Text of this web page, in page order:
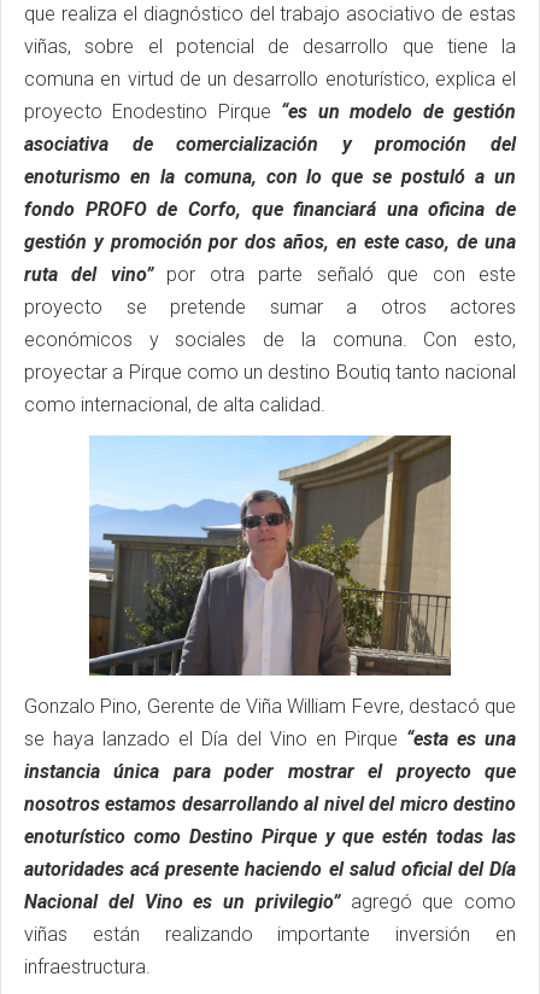
que realiza el diagnóstico del trabajo asociativo de estas
viñas, sobre el potencial de desarrollo que tiene la
comuna en virtud de un desarrollo enoturístico, explica el
proyecto Enodestino Pirque “es un modelo de gestión
asociativa de comercialización y promoción del
enoturismo en la comuna, con lo que se postuló a un
fondo PROFO de Corfo, que financiará una oficina de
gestión y promoción por dos años, en este caso, de una
ruta del vino”
por otra parte señaló que con este
proyecto se pretende sumar a otros actores
económicos y sociales de la comuna. Con esto,
proyectar a Pirque como un destino Boutiq tanto nacional
como internacional, de alta calidad.
Gonzalo Pino, Gerente de Viña William Fevre, destacó que
se haya lanzado el Día del Vino en Pirque “esta es una
instancia única para poder mostrar el proyecto que
nosotros estamos desarrollando al nivel del micro destino
enoturístico como Destino Pirque y que estén todas las
autoridades acá presente haciendo el salud oficial del Día
Nacional del Vino es un privilegio” agregó que como
viñas están realizando importante inversión en
infraestructura.